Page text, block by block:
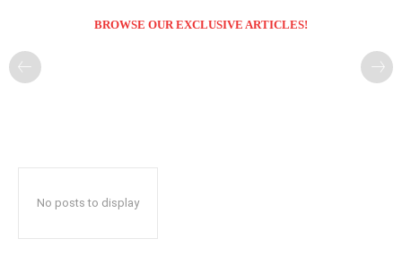
BROWSE OUR EXCLUSIVE ARTICLES!
No posts to display